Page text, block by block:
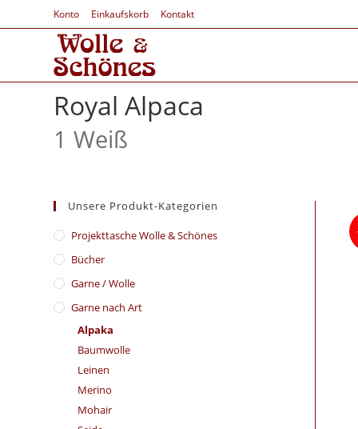
Konto Einkaufskorb Kontakt
Royal Alpaca
1 Weiß
Unsere Produkt-Kategorien
​Projekttasche Wolle & Schönes
Bücher
Garne / Wolle
Garne nach Art
Alpaka
Baumwolle
Leinen
Merino
Mohair